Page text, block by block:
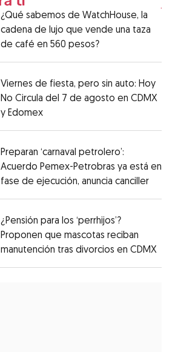
¿Qué sabemos de WatchHouse, la
cadena de lujo que vende una taza
de café en 560 pesos?
Viernes de fiesta, pero sin auto: Hoy
No Circula del 7 de agosto en CDMX
y Edomex
Preparan ‘carnaval petrolero’:
Acuerdo Pemex-Petrobras ya está en
fase de ejecución, anuncia canciller
¿Pensión para los ‘perrhijos’?
Proponen que mascotas reciban
manutención tras divorcios en CDMX